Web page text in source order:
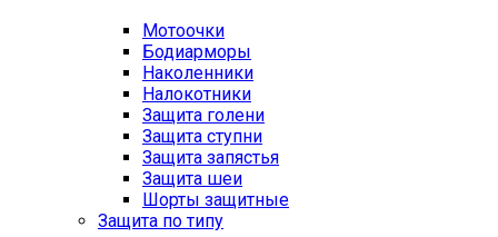
Мотоочки
Бодиарморы
Наколенники
Налокотники
Защита голени
Защита ступни
Защита запястья
Защита шеи
Шорты защитные
Защита по типу